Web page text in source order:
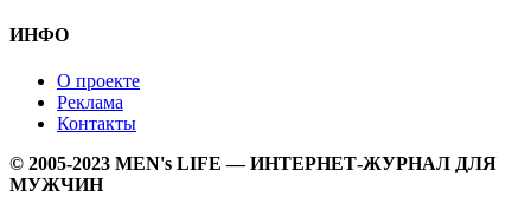
ИНФО
О проекте
Реклама
Контакты
© 2005-2023 MEN's LIFE — ИНТЕРНЕТ-ЖУРНАЛ ДЛЯ
МУЖЧИН